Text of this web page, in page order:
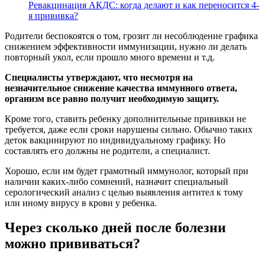
Ревакцинация АКДС: когда делают и как переносится 4-
я прививка?
Родители беспокоятся о том, грозит ли несоблюдение графика
снижением эффективности иммунизации, нужно ли делать
повторный укол, если прошло много времени и т.д.
Специалисты утверждают, что несмотря на
незначительное снижение качества иммунного ответа,
организм все равно получит необходимую защиту.
Кроме того, ставить ребенку дополнительные прививки не
требуется, даже если сроки нарушены сильно. Обычно таких
деток вакцинируют по индивидуальному графику. Но
составлять его должны не родители, а специалист.
Хорошо, если им будет грамотный иммунолог, который при
наличии каких-либо сомнений, назначит специальный
серологический анализ с целью выявления антител к тому
или иному вирусу в крови у ребенка.
Через сколько дней после болезни
можно прививаться?